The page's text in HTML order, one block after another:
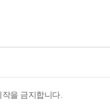
을 금지합니다.